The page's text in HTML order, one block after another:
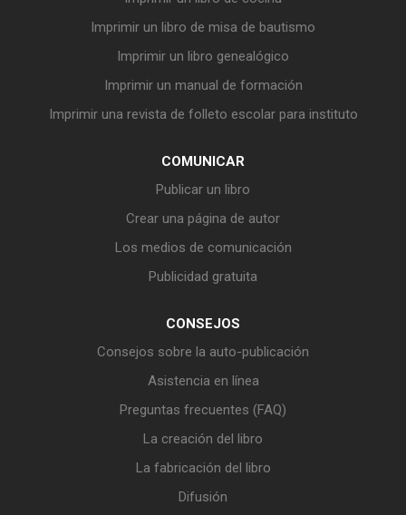
Imprimir un libro de misa de bautismo
Imprimir un libro genealógico
Imprimir un manual de formación
Imprimir una revista de folleto escolar para instituto
COMUNICAR
Publicar un libro
Crear una página de autor
Los medios de comunicación
Publicidad gratuita
CONSEJOS
Consejos sobre la auto-publicación
Asistencia en línea
Preguntas frecuentes (FAQ)
La creación del libro
La fabricación del libro
Difusión